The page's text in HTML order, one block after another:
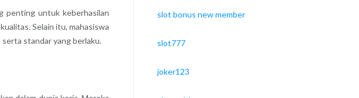
penting untuk keberhasilan
Selain itu, mahasiswa
standar yang berlaku.
slot bonus new member
slot777
joker123